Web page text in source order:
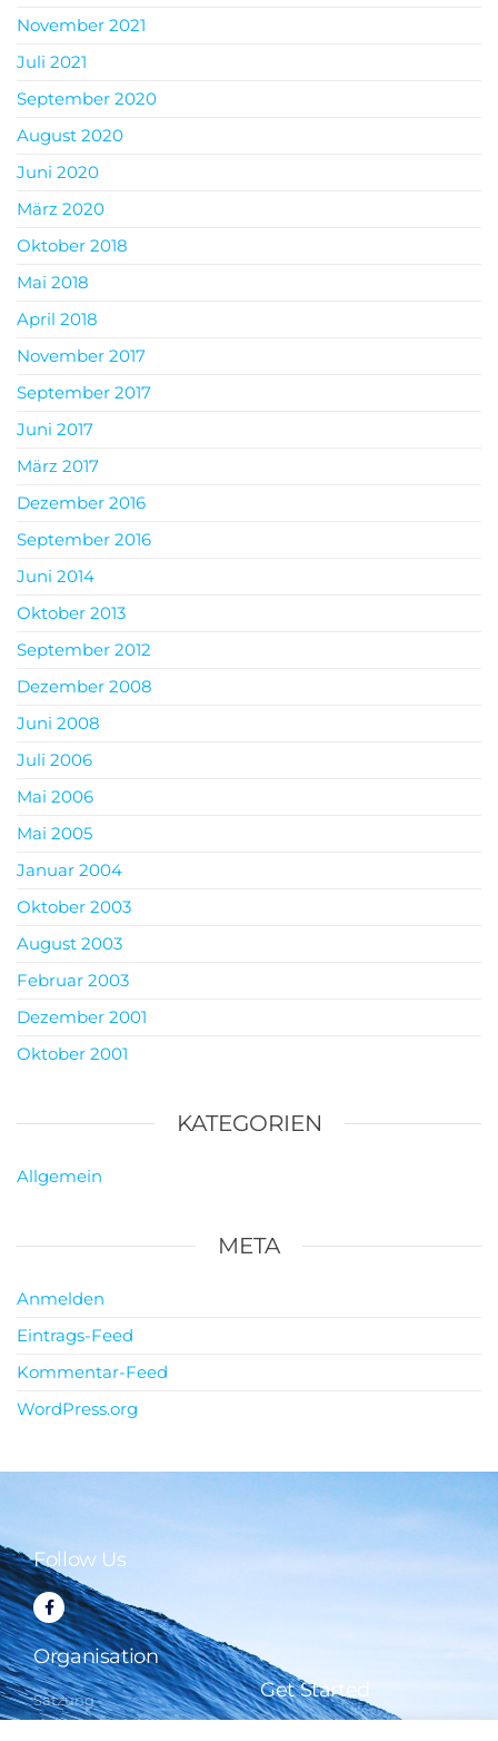
November 2021
Juli 2021
September 2020
August 2020
Juni 2020
März 2020
Oktober 2018
Mai 2018
April 2018
November 2017
September 2017
Juni 2017
März 2017
Dezember 2016
September 2016
Juni 2014
Oktober 2013
September 2012
Dezember 2008
Juni 2008
Juli 2006
Mai 2006
Mai 2005
Januar 2004
Oktober 2003
August 2003
Februar 2003
Dezember 2001
Oktober 2001
KATEGORIEN
Allgemein
META
Anmelden
Eintrags-Feed
Kommentar-Feed
WordPress.org
Follow Us
Organisation
Satzung
Get Started